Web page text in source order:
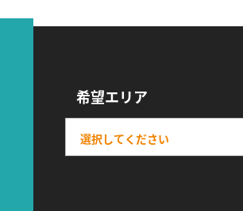
希望エリア